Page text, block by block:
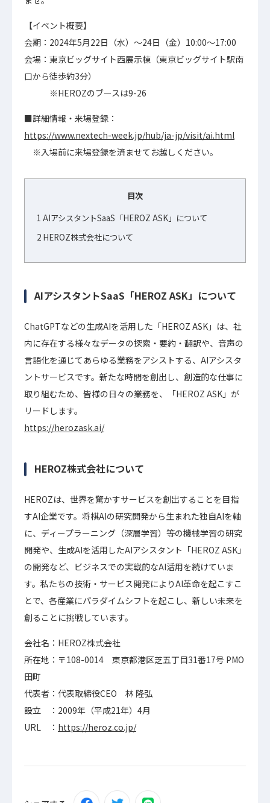
【イベント概要】
会期：2024年5月22日（水）～24日（金）10:00～17:00
会場：東京ビッグサイト西展示棟（東京ビッグサイト駅南
口から徒歩約3分）
※HEROZのブースは9-26
■詳細情報・来場登録：
https://www.nextech-week.jp/hub/ja-jp/visit/ai.html
※入場前に来場登録を済ませてお越しください。
目次
1 AIアシスタントSaaS「HEROZ ASK」について
2 HEROZ株式会社について
AIアシスタントSaaS「HEROZ ASK」について
ChatGPTなどの生成AIを活用した「HEROZ ASK」は、社
内に存在する様々なデータの探索・要約・翻訳や、音声の
言語化を通じてあらゆる業務をアシストする、AIアシスタ
ントサービスです。新たな時間を創出し、創造的な仕事に
取り組むため、皆様の日々の業務を、「HEROZ ASK」が
リードします。
https://herozask.ai/
HEROZ株式会社について
HEROZは、世界を驚かすサービスを創出することを目指
すAI企業です。将棋AIの研究開発から生まれた独自AIを軸
に、ディープラーニング（深層学習）等の機械学習の研究
開発や、生成AIを活用したAIアシスタント「HEROZ ASK」
の開発など、ビジネスでの実戦的なAI活用を続けていま
す。私たちの技術・サービス開発によりAI革命を起こすこ
とで、各産業にパラダイムシフトを起こし、新しい未来を
創ることに挑戦しています。
会社名：HEROZ株式会社
所在地：〒108-0014 東京都港区芝五丁目31番17号 PMO
田町
代表者：代表取締役CEO 林 隆弘
設立 ：2009年（平成21年）4月
URL ： https://heroz.co.jp/